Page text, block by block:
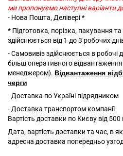
ми пропонуємо наступні варіанти
- Нова Пошта, Делівері *
* Підготовка, порізка, пакування
здійснюється від 1 до 3 робочих
- Самовивіз здійснюється в робочі
більш оперативного
менеджером). Відвантаження
черги
- Доставка по Україні підрядником
- Доставка транспортом компанії
Вартість доставки по Києву від 500
Дата, вартість доставки та час, в
адресна доставка попередньо